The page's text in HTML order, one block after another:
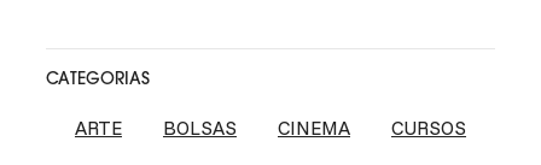
CATEGORIAS
ARTE BOLSAS CINEMA CURSOS